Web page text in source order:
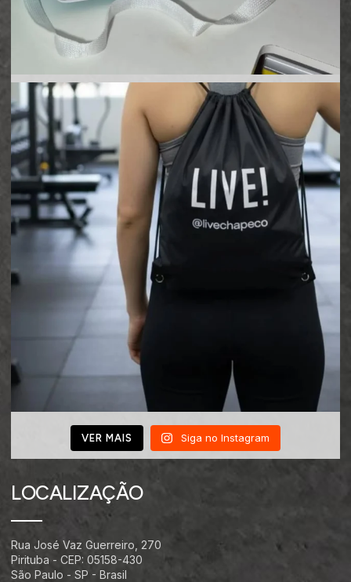
VER MAIS Siga no Instagram
LOCALIZAÇÃO
Rua José Vaz Guerreiro, 270
Pirituba - CEP: 05158-430
São Paulo - SP - Brasil